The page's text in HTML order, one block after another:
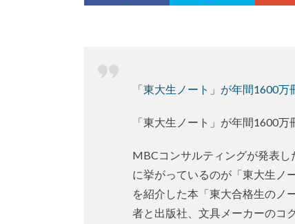
「東大生ノート」が年間1600
「東大生ノート」が年間1600万
MBCコンサルティングが発表
に挙がっているのが「東大生ノ
を紹介した本「東大合格生のノ
者と出版社、文具メーカーのコ